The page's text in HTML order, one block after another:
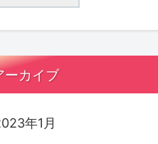
ーカイブ
年1月